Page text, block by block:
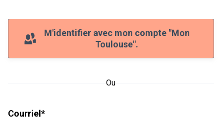
M'identifier avec mon compte "Mon
Toulouse".
Ou
Courriel *Champ obligatoire